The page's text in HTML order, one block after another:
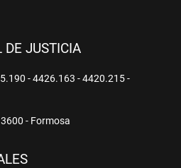
DE JUSTICIA
- 4426.163 - 4420.215 -
- Formosa